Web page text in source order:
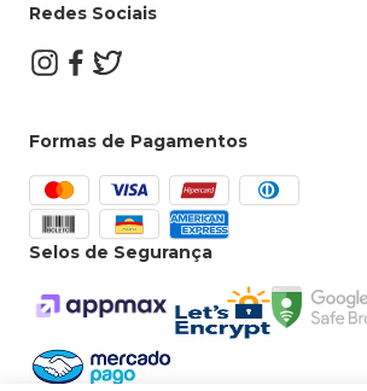
Redes Sociais
Formas de Pagamentos
Selos de Segurança